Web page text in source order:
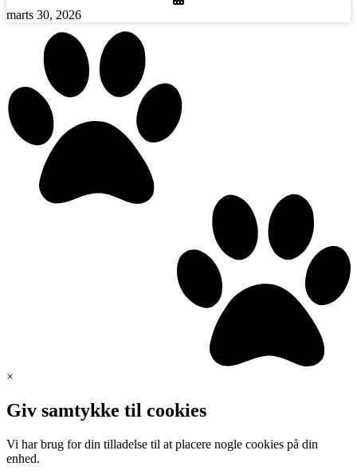
marts 30, 2026
×
Giv samtykke til cookies
Vi har brug for din tilladelse til at placere nogle cookies på din
enhed.